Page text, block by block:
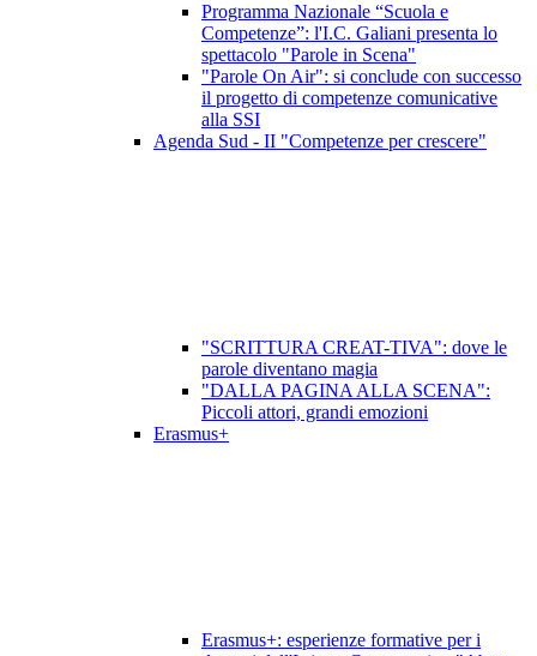
Programma Nazionale “Scuola e
Competenze”: l'I.C. Galiani presenta lo
spettacolo "Parole in Scena"
"Parole On Air": si conclude con successo
il progetto di competenze comunicative
alla SSI
Agenda Sud - II "Competenze per crescere"
"SCRITTURA CREAT-TIVA": dove le
parole diventano magia
"DALLA PAGINA ALLA SCENA":
Piccoli attori, grandi emozioni
Erasmus+
Erasmus+: esperienze formative per i